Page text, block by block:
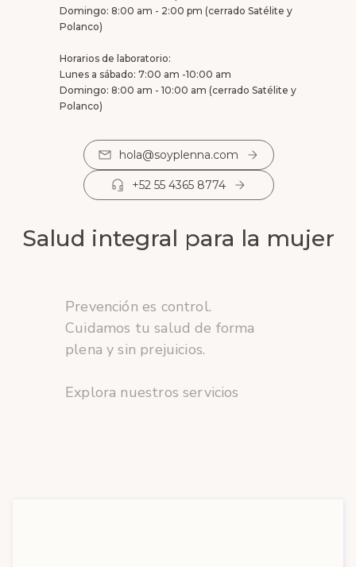
Domingo: 8:00 am - 2:00 pm (cerrado Satélite y
Polanco)
Horarios de laboratorio:
Lunes a sábado: 7:00 am -10:00 am
Domingo: 8:00 am - 10:00 am (cerrado Satélite y
Polanco)
hola@soyplenna.com
+52 55 4365 8774
Salud integral para la mujer
Prevención es control.
Cuidamos tu salud de forma
plena y sin prejuicios.
Explora nuestros servicios